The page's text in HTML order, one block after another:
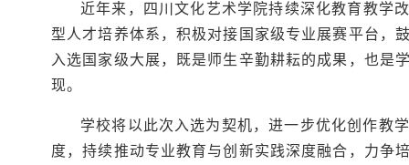
近年来，四川文化艺术学院持续深化教育教
型人才培养体系，积极对接国家级专业展赛平台，
入选国家级大展，既是师生辛勤耕耘的成果，也是
现。
学校将以此次入选为契机，进一步优化创作教
度，持续推动专业教育与创新实践深度融合，力争